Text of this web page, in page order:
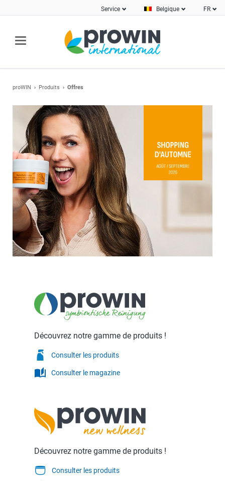
FR
Belgique
Service
proWIN Produits Offres
Découvrez notre gamme de produits !
Consulter les produits
auto_stories Consulter le magazine
Découvrez notre gamme de produits !
Consulter les produits